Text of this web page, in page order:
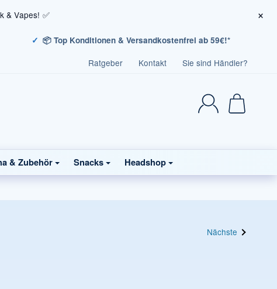
& Vapes! ✅ ×
📦 Top Konditionen & Versandkostenfrei ab 59€!*
Ratgeber Kontakt Sie sind Händler?
& Zubehör Snacks Headshop
Nächste